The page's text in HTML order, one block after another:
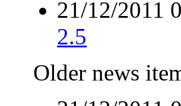
21/12/2011
2.5
Older news